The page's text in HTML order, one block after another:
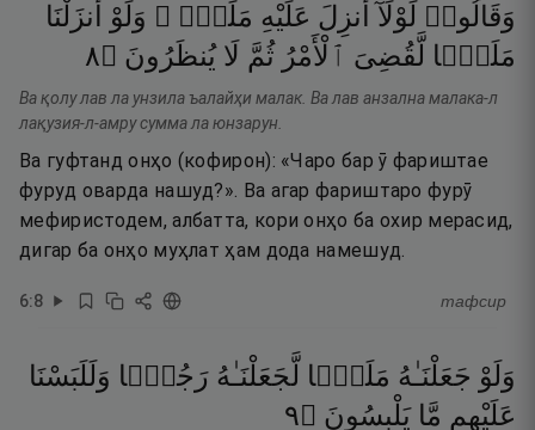
وَقَالُوا۟ لَوْلَآ أُنزِلَ عَلَيْهِ مَلَكٌۭ ۖ وَلَوْ
أَنزَلْنَا
مَلَكًۭا لَّقُضِىَ ٱلْأَمْرُ ثُمَّ لَا يُنظَرُونَ ۝٨
Ва қолу лав ла унзила ъалайҳи малак. Ва лав анзална малака-л
лақузия-л-амру сумма ла юнзарун.
Ва гуфтанд онҳо (кофирон): «Чаро бар ӯ фариштае
фуруд оварда нашуд?». Ва агар фариштаро фурӯ
мефиристодем, албатта, кори онҳо ба охир мерасид,
дигар ба онҳо муҳлат ҳам дода намешуд.
6:8 тафсир
وَلَوْ جَعَلْنَـٰهُ مَلَكًۭا لَّجَعَلْنَـٰهُ رَجُلًۭا وَلَلَبَسْنَا
عَلَيْهِم مَّا يَلْبِسُونَ ۝٩